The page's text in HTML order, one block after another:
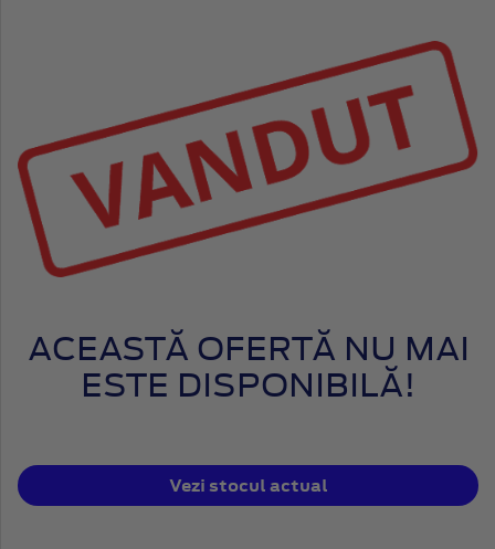
ACEASTĂ OFERTĂ NU MAI
ESTE DISPONIBILĂ!
Vezi stocul actual